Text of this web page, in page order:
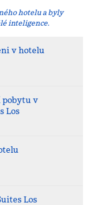
hotelu a byly
inteligence.
v hotelu
pobytu v
Los
Los